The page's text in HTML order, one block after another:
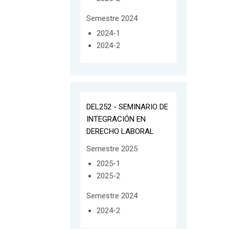
Semestre 2024
2024-1
2024-2
DEL252 - SEMINARIO DE
INTEGRACIÓN EN
DERECHO LABORAL
Semestre 2025
2025-1
2025-2
Semestre 2024
2024-2